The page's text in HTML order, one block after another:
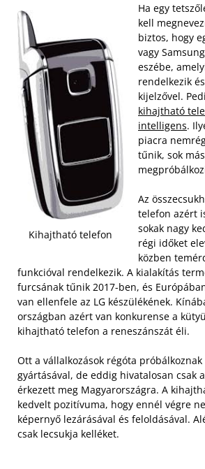
Kihajtható telefon
Ha egy
kell
biztos, hogy
vagy
eszébe,
rendelkezik
kijelzővel.
kihajtható
intelligens.
piacra
tűnik, sok
Az
telefon azért
sokak nagy
régi időket
közben
funkcióval rendelkezik. A kialakítás
furcsának tűnik 2017-ben, és
van ellenfele az LG készülékének.
országban azért van konkurense a
kihajtható telefon a reneszánszát éli.
Ott a vállalkozások régóta
gyártásával, de eddig hivatalosan csak
érkezett meg Magyarországra. A
kedvelt pozitívuma, hogy ennél végre
képernyő lezárásával és feloldásával.
csak lecsukja kelléket.